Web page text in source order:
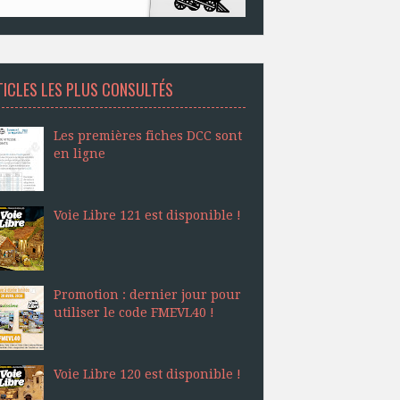
LES PLUS CONSULTÉS
Les premières fiches DCC sont
en ligne
Voie Libre 121 est disponible !
Promotion : dernier jour pour
utiliser le code FMEVL40 !
Voie Libre 120 est disponible !